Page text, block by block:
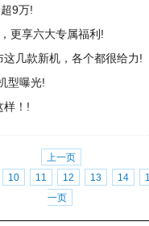
9万!
更享六大专属福利!
几款新机，各个都很给力!
型曝光!
样！!
上一页
10 11 12 13 14
一页